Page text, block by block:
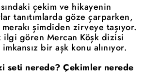
çekim ve hikayenin
tanıtımlarda göze çarparken,
şimdiden zirveye taşıyor.
ilgi gören Mercan Köşk dizisi
bir aşk konu alınıyor.
seti nerede? Çekimler nerede